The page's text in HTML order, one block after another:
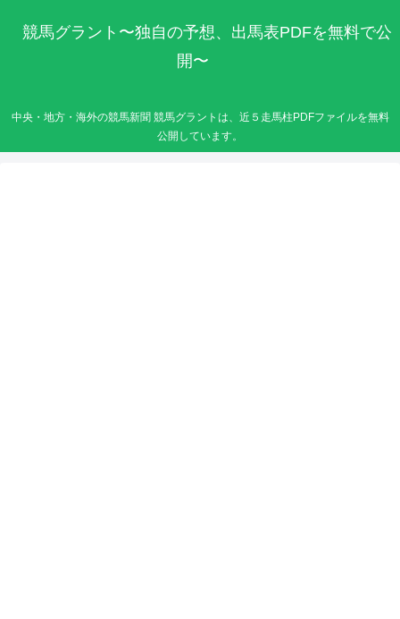
競馬グラント〜独自の予想、出馬表PDFを無料で公
開〜
中央・地方・海外の競馬新聞 競馬グラントは、近５走馬柱PDFファイルを無料
公開しています。